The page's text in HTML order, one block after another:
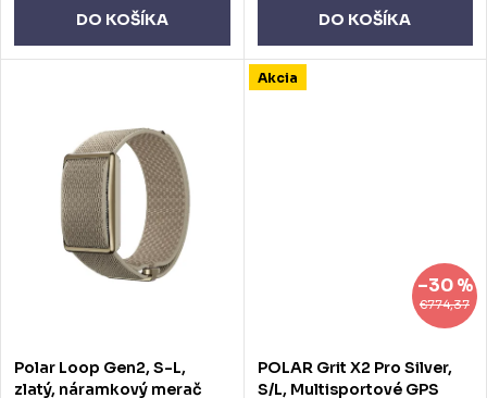
v
v
DO KOŠÍKA DO KOŠÍKA
Polar Loop Gen2, S-L,
zlatý, náramkový merač
Akcia
€774,37
–30 %
POLAR Grit X2 Pro Silver,
S/L, Multisportové GPS